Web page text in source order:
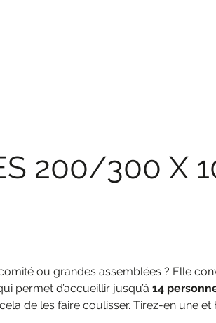
200/300 X
ou grandes assemblées ? Elle
permet d’accueillir jusqu’à14
de les faire coulisser. Tirez-en une et